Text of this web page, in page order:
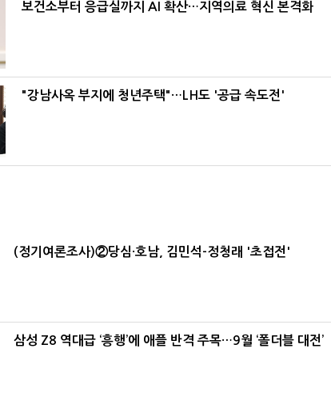
보건소부터 응급실까지 AI 확산…지역의료 혁신 본격화
"강남사옥 부지에 청년주택"…LH도 '공급 속도전'
(정기여론조사)②당심·호남, 김민석-정청래 '초접전'
삼성 Z8 역대급 ‘흥행’에 애플 반격 주목…9월 ‘폴더블 대전’